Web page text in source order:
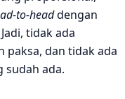
to-headdengan
tidak ada
paksa, dan tidak ada
sudah ada.